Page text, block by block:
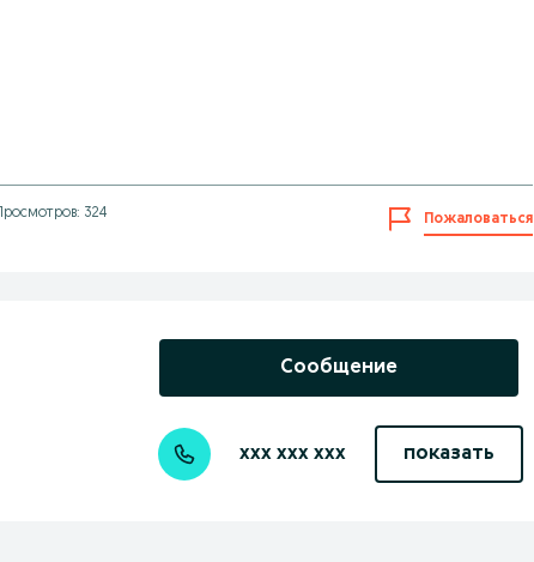
Просмотров: 324 Пожаловаться
Сообщение
xxx xxx xxx показать